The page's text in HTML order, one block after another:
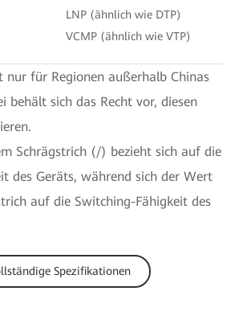
LNP (ähnlich wie DTP)
VCMP (ähnlich wie VTP)
nur für Regionen außerhalb Chinas
behält sich das Recht vor, diesen
Schrägstrich (/) bezieht sich auf die
des Geräts, während sich der Wert
auf die Switching-Fähigkeit des
Spezifikationen